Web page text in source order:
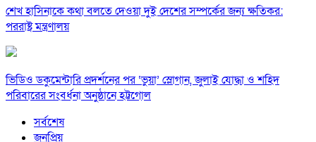
শেখ হাসিনাকে কথা বলতে দেওয়া দুই দেশের সম্পর্কের জন্য ক্ষতিকর:
পররাষ্ট্র মন্ত্রণালয়
ভিডিও ডকুমেন্টারি প্রদর্শনের পর ‘ভুয়া’ স্লোগান, জুলাই যোদ্ধা ও শহিদ
পরিবারের সংবর্ধনা অনুষ্ঠানে হট্টগোল
সর্বশেষ
জনপ্রিয়